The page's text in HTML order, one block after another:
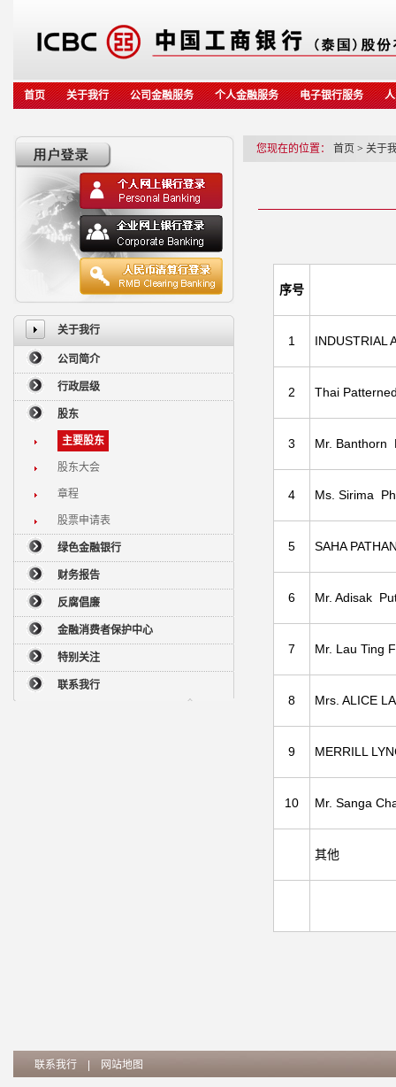
首页 关于我行 公司金融服务 个人金融服务 电子银行服务
关于我行
公司简介
行政层级
股东
主要股东
股东大会
章程
股票申请表
绿色金融银行
财务报告
反腐倡廉
金融消费者保护中心
特别关注
联系我行
您现在的位置： 首页 > 关于
序号
1 INDUSTRIAL
2 Thai
3 Mr. Banthorn
4 Ms. Sirima
5 SAHA
6 Mr. Adisak
7 Mr. Lau Ting
8 Mrs. ALICE
9 MERRILL
10 Mr. Sanga
其他
联系我行 网站地图